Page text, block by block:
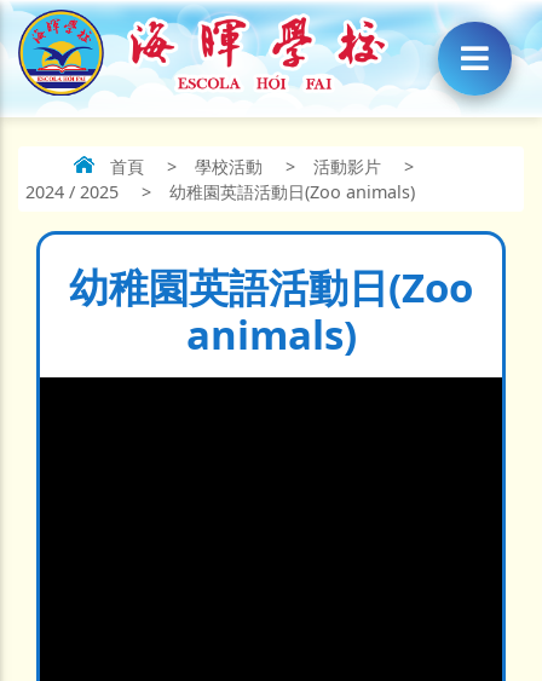
首頁 > 學校活動 > 活動影片
>
2024 / 2025
> 幼稚園英語活動日(Zoo animals)
幼稚園英語活動日(Zoo
animals)